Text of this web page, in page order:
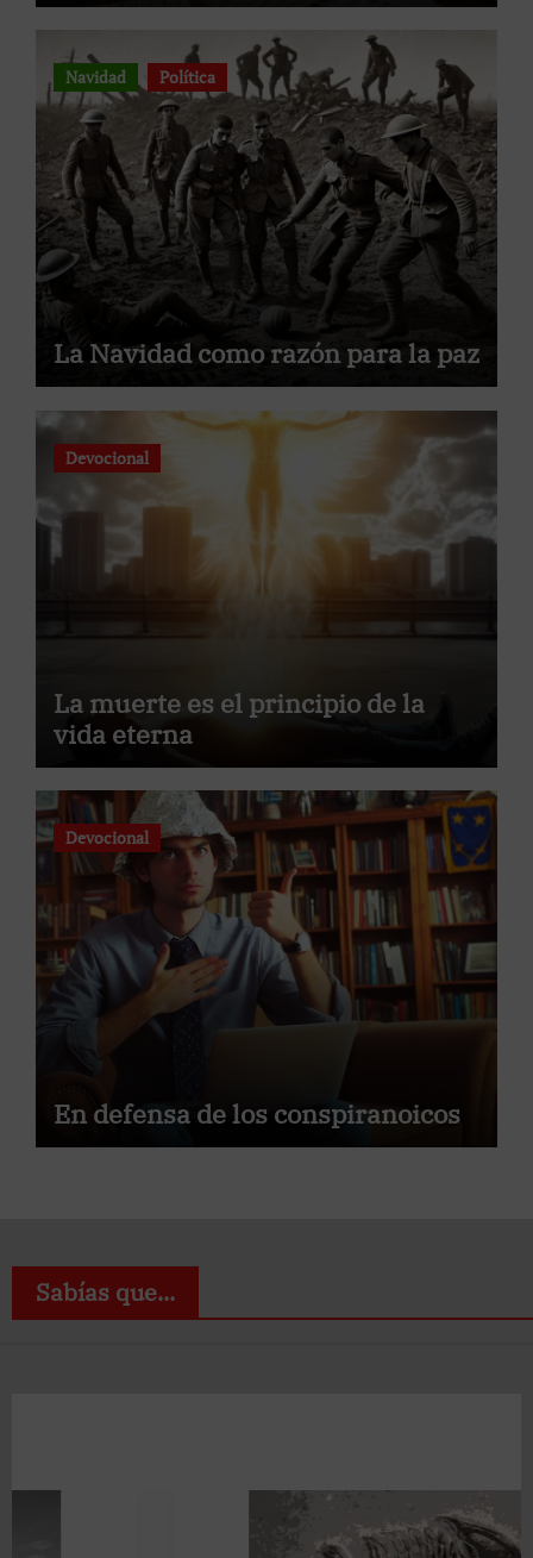
Navidad Política
La Navidad como razón para la paz
Devocional
La muerte es el principio de la
vida eterna
Devocional
En defensa de los conspiranoicos
Sabías que...